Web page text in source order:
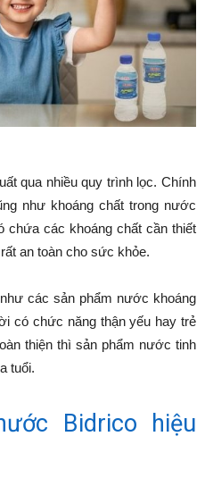
qua nhiều quy trình lọc. Chính
như khoáng chất trong nước
chứa các khoáng chất cần thiết
an toàn cho sức khỏe.
các sản phẩm nước khoáng
có chức năng thận yếu hay trẻ
thiện thì sản phẩm nước tinh
tuổi.
Bidrico hiệu